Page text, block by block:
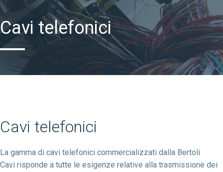
Cavi telefonici
Cavi telefonici
La gamma di cavi telefonici commercializzati dalla Bertoli
Cavi risponde a tutte le esigenze relative alla trasmissione dei